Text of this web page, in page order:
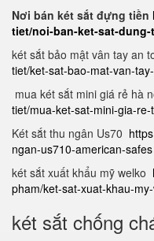
Nơi bán két sắt đựng tiền
tiet/noi-ban-ket-sat-dung-
két sắt bảo mật vân tay an
tiet/ket-sat-bao-mat-van-
mua két sắt mini giá rẻ hà
tiet/mua-ket-sat-mini-gia-
Két sắt thu ngân Us70
ngan-us710-american-safes
két sắt xuất khẩu mỹ welko
pham/ket-sat-xuat-khau-
két sắt chống